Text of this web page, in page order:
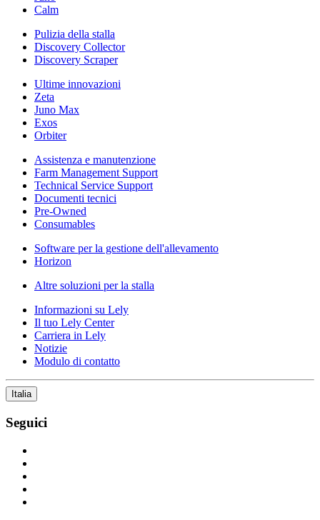
Calm
Pulizia della stalla
Discovery Collector
Discovery Scraper
Ultime innovazioni
Zeta
Juno Max
Exos
Orbiter
Assistenza e manutenzione
Farm Management Support
Technical Service Support
Documenti tecnici
Pre-Owned
Consumables
Software per la gestione dell'allevamento
Horizon
Altre soluzioni per la stalla
Informazioni su Lely
Il tuo Lely Center
Carriera in Lely
Notizie
Modulo di contatto
Italia
Seguici